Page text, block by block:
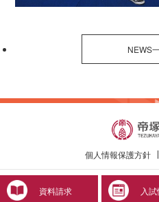
NEWS
資料請求 入
個人情報保護方針
© 2019